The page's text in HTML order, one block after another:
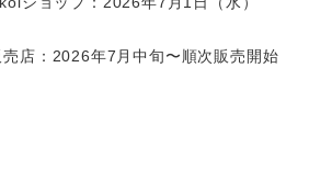
店：2026年7月中旬〜順次販売開始